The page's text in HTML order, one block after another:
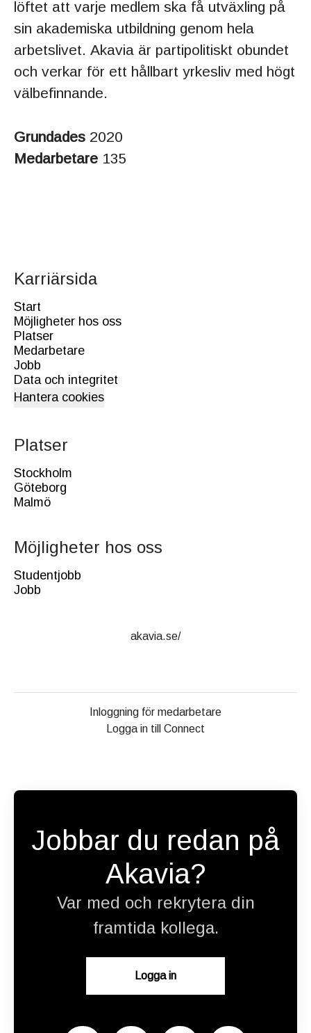
löftet att varje medlem ska få utväxling på
sin akademiska utbildning genom hela
arbetslivet. Akavia är partipolitiskt obundet
och verkar för ett hållbart yrkesliv med högt
välbefinnande.
Grundades 2020
Medarbetare 135
Karriärsida
Start
Möjligheter hos oss
Platser
Medarbetare
Jobb
Data och integritet
Hantera cookies
Platser
Stockholm
Göteborg
Malmö
Möjligheter hos oss
Studentjobb
Jobb
akavia.se/
Inloggning för medarbetare
Logga in till Connect
Jobbar du redan på
Akavia?
Var med och rekrytera din
framtida kollega.
Logga in